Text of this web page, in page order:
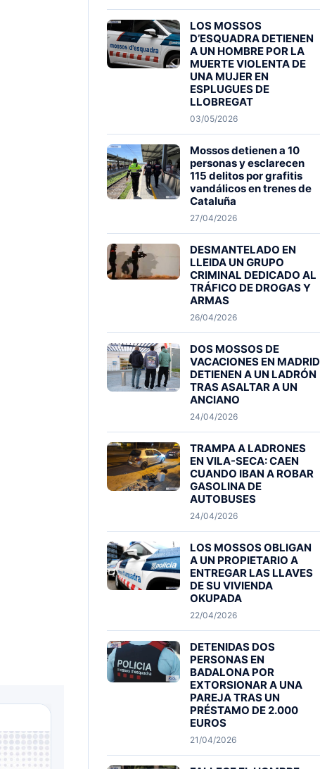
LOS MOSSOS
D’ESQUADRA DETIENEN
A UN HOMBRE POR LA
MUERTE VIOLENTA DE
UNA MUJER EN
ESPLUGUES DE
LLOBREGAT
03/05/2026
Mossos detienen a 10
personas y esclarecen
115 delitos por grafitis
vandálicos en trenes de
Cataluña
27/04/2026
DESMANTELADO EN
LLEIDA UN GRUPO
CRIMINAL DEDICADO AL
TRÁFICO DE DROGAS Y
ARMAS
26/04/2026
DOS MOSSOS DE
VACACIONES EN MADRID
DETIENEN A UN LADRÓN
TRAS ASALTAR A UN
ANCIANO
24/04/2026
TRAMPA A LADRONES
EN VILA-SECA: CAEN
CUANDO IBAN A ROBAR
GASOLINA DE
AUTOBUSES
24/04/2026
LOS MOSSOS OBLIGAN
A UN PROPIETARIO A
ENTREGAR LAS LLAVES
DE SU VIVIENDA
OKUPADA
22/04/2026
DETENIDAS DOS
PERSONAS EN
BADALONA POR
EXTORSIONAR A UNA
PAREJA TRAS UN
PRÉSTAMO DE 2.000
EUROS
21/04/2026